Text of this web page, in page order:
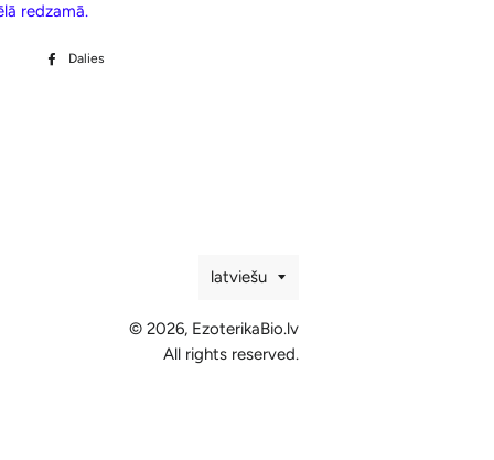
redzamā.
Dalies
Valoda
latviešu
© 2026, EzoterikaBio.lv
All rights reserved.